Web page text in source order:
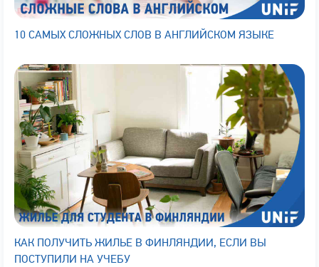
10 САМЫХ СЛОЖНЫХ СЛОВ В АНГЛИЙСКОМ ЯЗЫКЕ
КАК ПОЛУЧИТЬ ЖИЛЬЕ В ФИНЛЯНДИИ, ЕСЛИ ВЫ
ПОСТУПИЛИ НА УЧЕБУ